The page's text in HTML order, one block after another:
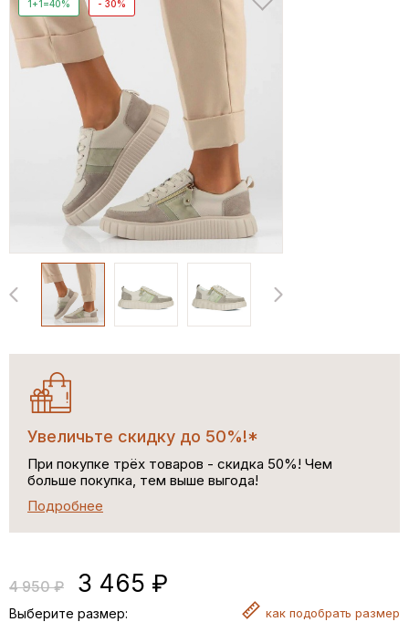
1+1=40% - 30%
Увеличьте скидку до 50%!*
При покупке трёх товаров - скидка 50%! Чем
больше покупка, тем выше выгода!
Подробнее
4 950 ₽ 3 465 ₽
Выберите размер: как подобрать размер